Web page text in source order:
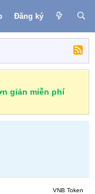
Đăng ký
giản miễn phí
VNB Token